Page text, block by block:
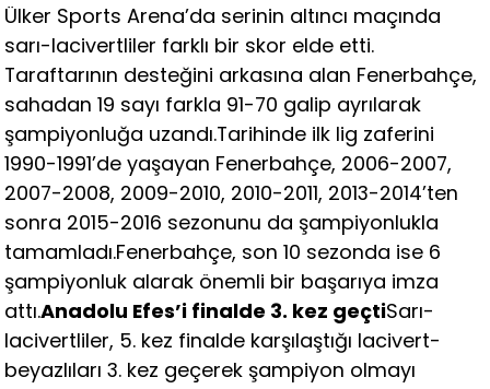
Ülker Sports Arena’da serinin altıncı maçında
sarı-lacivertliler farklı bir skor elde etti.
Taraftarının desteğini arkasına alan Fenerbahçe,
sahadan 19 sayı farkla 91-70 galip ayrılarak
şampiyonluğa uzandı.Tarihinde ilk lig zaferini
1990-1991’de yaşayan Fenerbahçe, 2006-2007,
2007-2008, 2009-2010, 2010-2011, 2013-2014’ten
sonra 2015-2016 sezonunu da şampiyonlukla
tamamladı.Fenerbahçe, son 10 sezonda ise 6
şampiyonluk alarak önemli bir başarıya imza
attı.Anadolu Efes’i finalde 3. kez geçtiSarı-
lacivertliler, 5. kez finalde karşılaştığı lacivert-
beyazlıları 3. kez geçerek şampiyon olmayı